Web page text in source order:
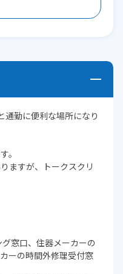
通勤に便利な場所になり
。
ますが、トークスクリ
窓口、住器メーカーの
ーの時間外修理受付窓